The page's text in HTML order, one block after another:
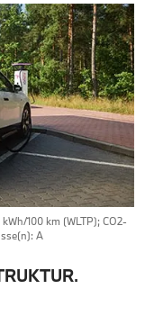
100 km (WLTP); CO2-
A
.